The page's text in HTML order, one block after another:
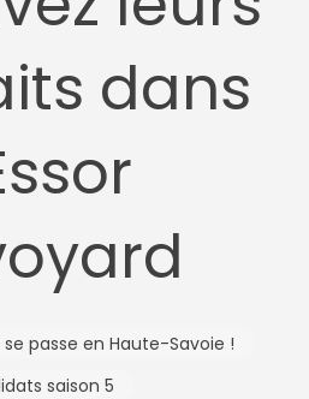
dans
se passe en Haute-Savoie !
saison 5